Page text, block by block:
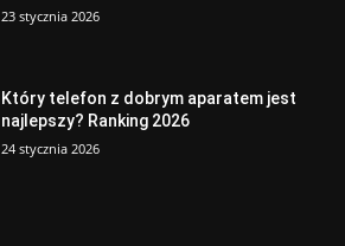
23 stycznia 2026
Który telefon z dobrym aparatem jest
najlepszy? Ranking 2026
24 stycznia 2026